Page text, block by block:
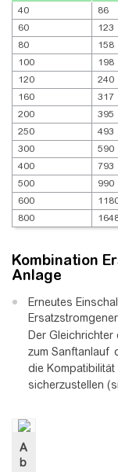
40 86
60
123
80
158
100
198
120
240
160
317
200
395
250
493
300
590
400
793
500
990
600
800
Kombination
Anlage
Erneutes
Der Gleichrichter
zum Sanftanlauf
die
sicherzustellen
A
b